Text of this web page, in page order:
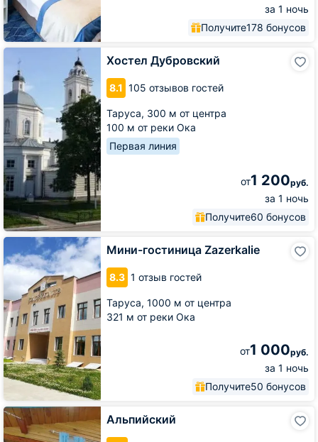
за 1 ночь
Получите178 бонусов
Хостел Дубровский
8.1 105 отзывов гостей
Таруса, 300 м от центра
100 м от реки Ока
Первая линия
от1 200руб.
за 1 ночь
Получите60 бонусов
Хостел
Дубровский
Мини-гостиница Zazerkalie
8.3 1 отзыв гостей
Таруса, 1000 м от центра
321 м от реки Ока
от1 000руб.
за 1 ночь
Получите50 бонусов
Мини-
гостиница
Zazerkalie
Альпийский
Альпийский